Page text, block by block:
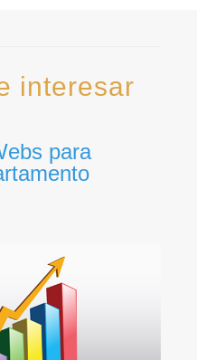
interesar
para